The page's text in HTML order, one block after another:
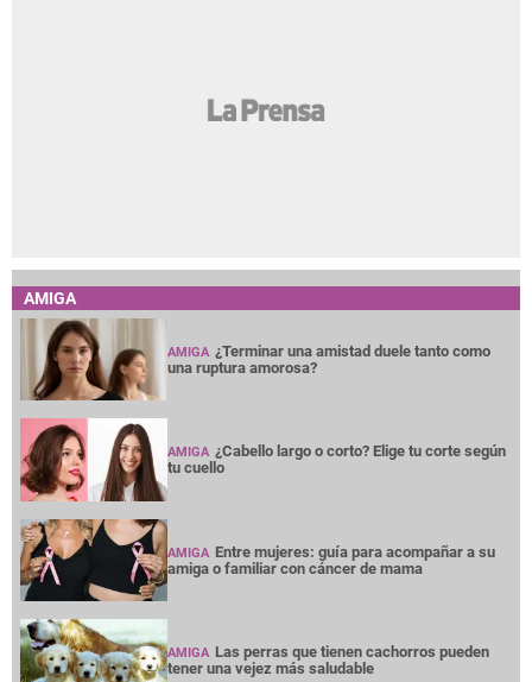
AMIGA
AMIGA ¿Terminar una amistad duele tanto como
una ruptura amorosa?
AMIGA ¿Cabello largo o corto? Elige tu corte según
tu cuello
AMIGA Entre mujeres: guía para acompañar a su
amiga o familiar con cáncer de mama
AMIGA Las perras que tienen cachorros pueden
tener una vejez más saludable